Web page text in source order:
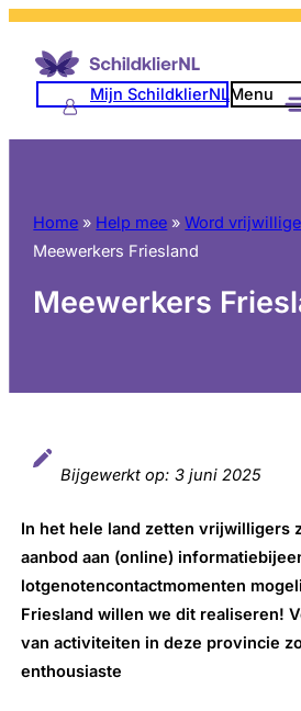
naar
Mijn SchildklierNLMenu
Home » Help mee »Word
Meewerkers Friesland
Meewerkers
Bijgewerkt op: 3 juni 2025
In het hele land zetten vrijwilligers
aanbod aan (online)
lotgenotencontactmomenten
Friesland willen we dit realiseren!
van activiteiten in deze provincie
enthousiaste